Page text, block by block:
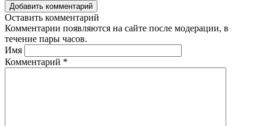
Добавить комментарий
Оставить комментарий
Комментарии появляются на сайте после модерации, в
течение пары часов.
Имя
Комментарий *